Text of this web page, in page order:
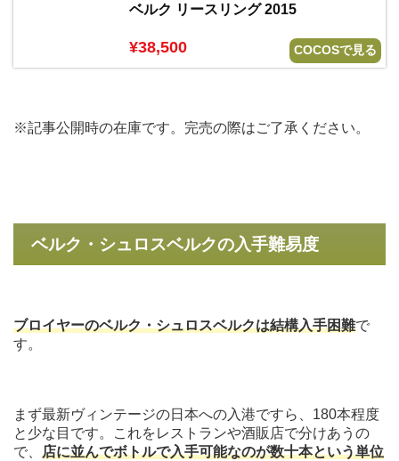
ベルク リースリング 2015
¥38,500 COCOSで見る
※記事公開時の在庫です。完売の際はご了承ください。
ベルク・シュロスベルクの入手難易度
ブロイヤーのベルク・シュロスベルクは結構入手困難で
す。
まず最新ヴィンテージの日本への入港ですら、180本程度
と少な目です。これをレストランや酒販店で分けあうの
で、 店に並んでボトルで入手可能なのが数十本という単位